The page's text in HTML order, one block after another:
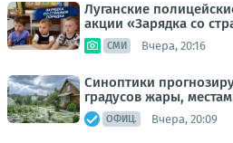
Луганские
акции «Зарядка со
СМИ Вчера, 20:16
Синоптики
градусов жары,
ОФИЦ. Вчера, 20:09